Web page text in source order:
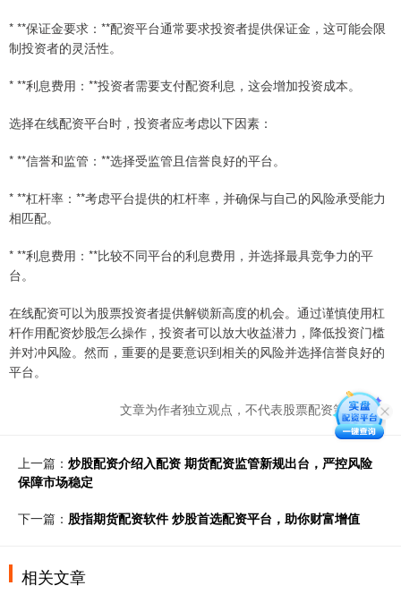
* **保证金要求：**配资平台通常要求投资者提供保证金，这可能会限
制投资者的灵活性。
* **利息费用：**投资者需要支付配资利息，这会增加投资成本。
选择在线配资平台时，投资者应考虑以下因素：
* **信誉和监管：**选择受监管且信誉良好的平台。
* **杠杆率：**考虑平台提供的杠杆率，并确保与自己的风险承受能力
相匹配。
* **利息费用：**比较不同平台的利息费用，并选择最具竞争力的平
台。
在线配资可以为股票投资者提供解锁新高度的机会。通过谨慎使用杠
杆作用配资炒股怎么操作，投资者可以放大收益潜力，降低投资门槛
并对冲风险。然而，重要的是要意识到相关的风险并选择信誉良好的
平台。
文章为作者独立观点，不代表股票配资策略观点
上一篇： 炒股配资介绍入配资 期货配资监管新规出台，严控风险
保障市场稳定
下一篇： 股指期货配资软件 炒股首选配资平台，助你财富增值
相关文章